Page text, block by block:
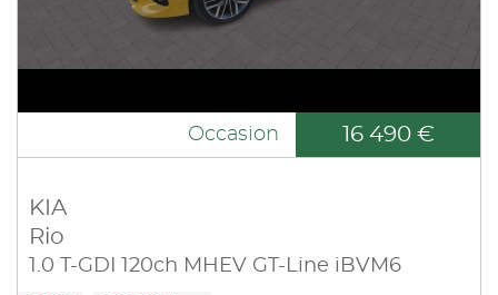
Occasion 16 490 €
KIA
Rio
1.0 T-GDI 120ch MHEV GT-Line iBVM6